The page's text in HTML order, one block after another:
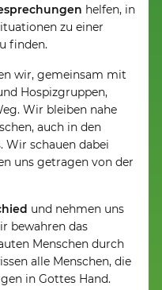
helfen, in
zu einer
finden.
wir, gemeinsam mit
Hospizgruppen,
Wir bleiben nahe
auch in den
Wir schauen dabei
uns getragen von der
und nehmen uns
bewahren das
Menschen durch
alle Menschen, die
in Gottes Hand.